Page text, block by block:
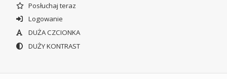
Posłuchaj teraz
Logowanie
DUŻA CZCIONKA
DUŻY KONTRAST